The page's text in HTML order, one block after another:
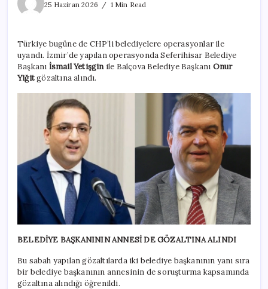
25 Haziran 2026
1 Min Read
gözaltına
alındı
için
Türkiye bugüne de CHP’li belediyelere operasyonlar ile
uyandı. İzmir’de yapılan operasyonda Seferihisar Belediye
Başkanı İsmailYetişginile Balçova Belediye Başkanı Onur
Yiğitgözaltına alındı.
BELEDİYE BAŞKANININ ANNESİ DE GÖZALTINA ALINDI
Bu sabah yapılan gözaltılarda iki belediye başkanının yanı sıra
bir belediye başkanının annesinin de soruşturma kapsamında
gözaltına alındığı öğrenildi.